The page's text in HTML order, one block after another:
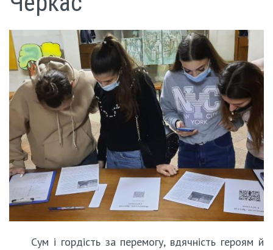
Сум і гордість за перемогу, вдячність героям й